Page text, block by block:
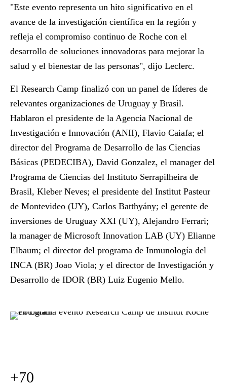
"Este evento representa un hito significativo en el
avance de la investigación científica en la región y
refleja el compromiso continuo de Roche con el
desarrollo de soluciones innovadoras para mejorar la
salud y el bienestar de las personas", dijo Leclerc.
El Research Camp finalizó con un panel de líderes de
relevantes organizaciones de Uruguay y Brasil.
Hablaron el presidente de la Agencia Nacional de
Investigación e Innovación (ANII), Flavio Caiafa; el
director del Programa de Desarrollo de las Ciencias
Básicas (PEDECIBA), David Gonzalez, el manager del
Programa de Ciencias del Instituto Serrapilheira de
Brasil, Kleber Neves; el presidente del Institut Pasteur
de Montevideo (UY), Carlos Batthyány; el gerente de
inversiones de Uruguay XXI (UY), Alejandro Ferrari;
la manager de Microsoft Innovation LAB (UY) Elianne
Elbaum; el director del programa de Inmunología del
INCA (BR) Joao Viola; y el director de Investigación y
Desarrollo de IDOR (BR) Luiz Eugenio Mello.
+70